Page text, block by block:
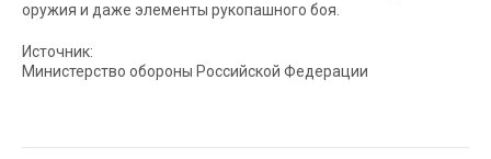
оружия и даже элементы рукопашного боя.
Источник:
Министерство обороны Российской Федерации